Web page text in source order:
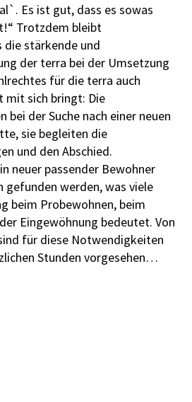
Es ist gut, dass es sowas
Trotzdem bleibt
die stärkende und
der terra bei der Umsetzung
für die terra auch
mit sich bringt: Die
bei der Suche nach einer neuen
sie begleiten die
und den Abschied.
neuer passender Bewohner
gefunden werden, was viele
beim Probewohnen, beim
Eingewöhnung bedeutet. Von
für diese Notwendigkeiten
Stunden vorgesehen…